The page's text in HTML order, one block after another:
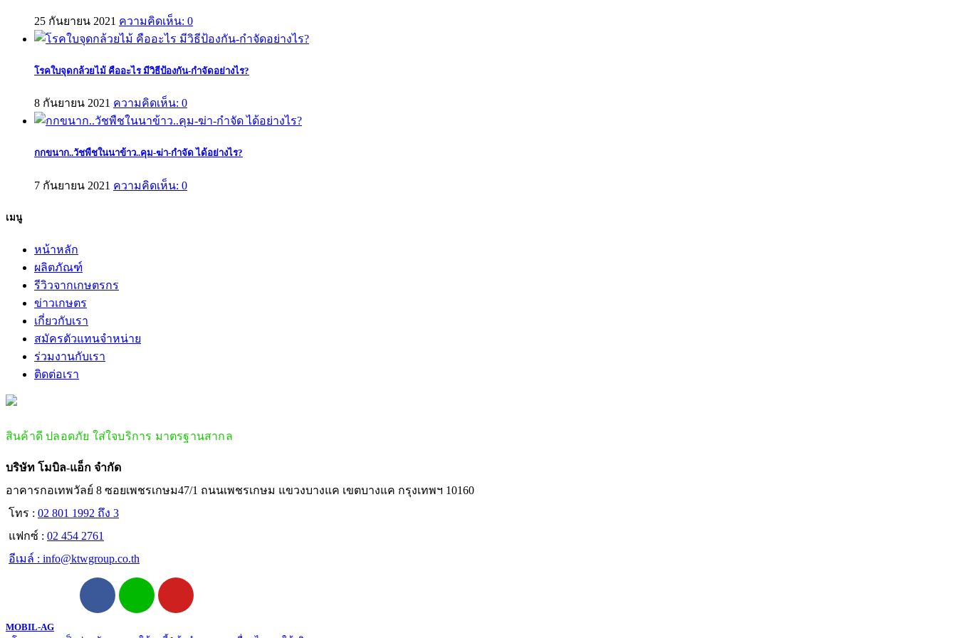
25 กันยายน 2021 ความคิดเห็น: 0
โรคใบจุดกล้วยไม้ คืออะไร มีวิธีป้องกัน-กำจัดอย่างไร?
8 กันยายน 2021 ความคิดเห็น: 0
กกขนาก..วัชพืชในนาข้าว..คุม-ฆ่า-กำจัด ได้อย่างไร?
7 กันยายน 2021 ความคิดเห็น: 0
เมนู
หน้าหลัก
ผลิตภัณฑ์
รีวิวจากเกษตรกร
ข่าวเกษตร
เกี่ยวกับเรา
สมัครตัวแทนจำหน่าย
ร่วมงานกับเรา
ติดต่อเรา
สินค้าดี ปลอดภัย ใส่ใจบริการ มาตรฐานสากล
บริษัท โมบิล-แอ็ก จำกัด
อาคารกอเทพวัลย์ 8 ซอยเพชรเกษม47/1 ถนนเพชรเกษม แขวงบางแค เขตบางแค กรุงเทพฯ 10160
โทร : 02 801 1992 ถึง 3
แฟกซ์ : 02 454 2761
อีเมล์ : info@ktwgroup.co.th
MOBIL-AG